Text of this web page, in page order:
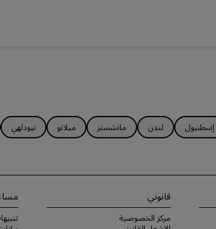
إسطنبول لندن مانشستر ميلانو نيودلهي
قانوني
مركز الخصوصية